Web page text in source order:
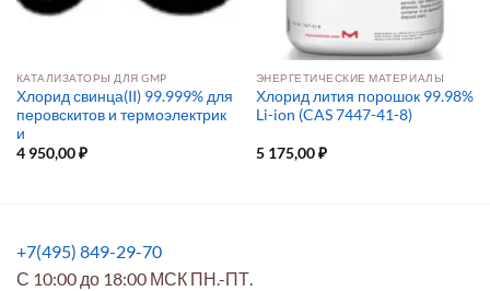
КАТАЛИЗАТОРЫ ДЛЯ GMP
Хлорид свинца(II) 99.999% для
перовскитов и термоэлектрик
и
4 950,00₽
ЭНЕРГЕТИЧЕСКИЕ МАТЕРИАЛЫ
Хлорид лития порошок 99.98%
Li-ion (CAS 7447-41-8)
5 175,00₽
+7(495) 849-29-70
С 10:00 до 18:00 МСК ПН.-ПТ.